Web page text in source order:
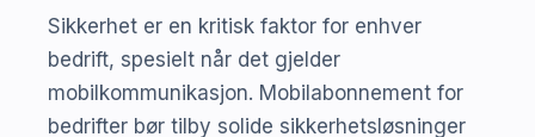
Sikkerhet er en kritisk faktor for enhver
bedrift, spesielt når det gjelder
mobilkommunikasjon. Mobilabonnement for
bedrifter bør tilby solide sikkerhetsløsninger